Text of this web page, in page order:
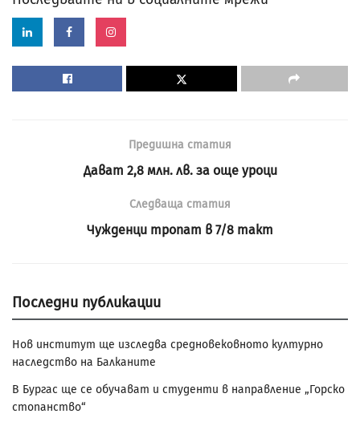
Предишна статия
Дават 2,8 млн. лв. за още уроци
Следваща статия
Чужденци тропат в 7/8 такт
Последни публикации
Нов институт ще изследва средновековното културно
наследство на Балканите
В Бургас ще се обучават и студенти в направление „Горско
стопанство“